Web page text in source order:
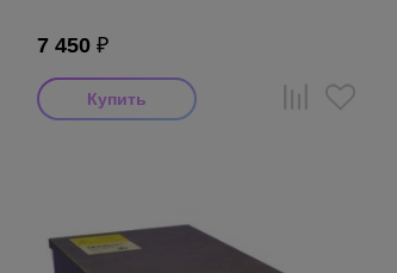
7 450 ₽